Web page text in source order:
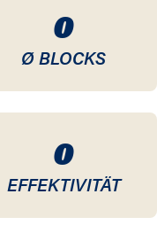
0
Ø BLOCKS
0
EFFEKTIVITÄT